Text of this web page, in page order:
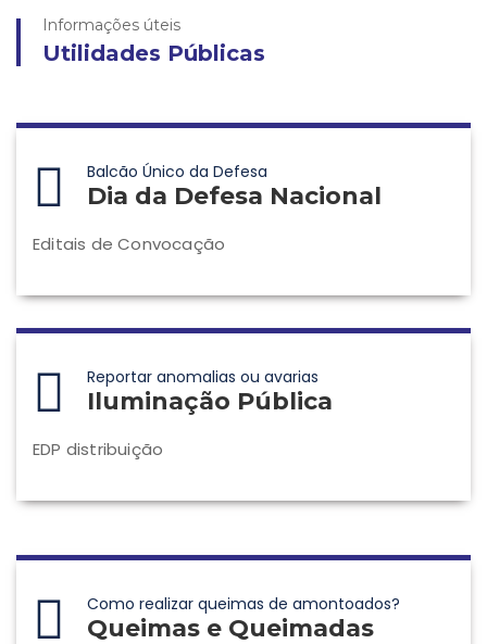
Informações úteis
Utilidades Públicas
Balcão Único da Defesa
Dia da Defesa Nacional
Editais de Convocação
Reportar anomalias ou avarias
Iluminação Pública
EDP distribuição
Como realizar queimas de amontoados?
Queimas e Queimadas